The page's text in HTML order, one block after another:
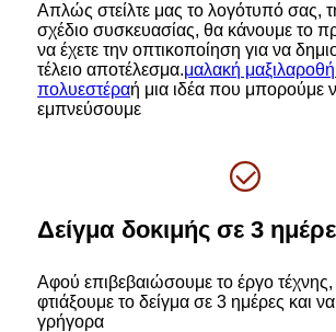
Απλώς στείλτε μας το λογότυπό σας,
σχέδιο συσκευασίας, θα κάνουμε το
να έχετε την οπτικοποίηση για να
τέλειο αποτέλεσμα.μαλακή
πολυεστέραή μια ιδέα που μπορούμε
εμπνεύσουμε
Δείγμα δοκιμής σε 3
Αφού επιβεβαιώσουμε το έργο
φτιάξουμε το δείγμα σε 3 ημέρες και
γρήγορα